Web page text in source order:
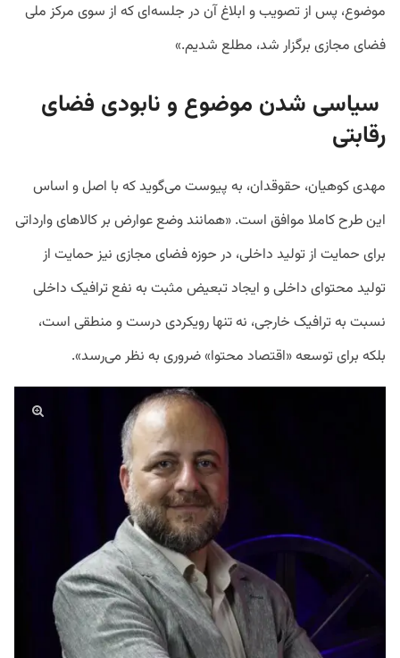
موضوع، پس از تصویب و ابلاغ آن در جلسه‌ای که از سوی مرکز ملی
فضای مجازی برگزار شد، مطلع شدیم.»
سیاسی شدن موضوع و نابودی فضای
رقابتی
مهدی کوهیان، حقوقدان، به پیوست می‌گوید که با اصل و اساس
این طرح کاملا موافق است. «همانند وضع عوارض بر کالاهای وارداتی
برای حمایت از تولید داخلی، در حوزه فضای مجازی نیز حمایت از
تولید محتوای داخلی و ایجاد تبعیض مثبت به نفع ترافیک داخلی
نسبت به ترافیک خارجی، نه تنها رویکردی درست و منطقی است،
بلکه برای توسعه «اقتصاد محتوا» ضروری به نظر می‌رسد».